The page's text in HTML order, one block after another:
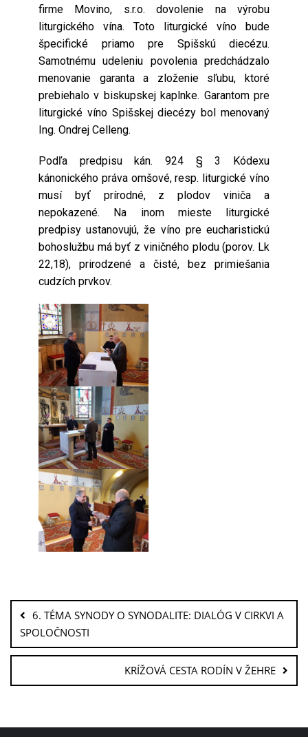
firme Movino, s.r.o. dovolenie na výrobu
liturgického vína. Toto liturgické víno bude
špecifické priamo pre Spišskú diecézu.
Samotnému udeleniu povolenia predchádzalo
menovanie garanta a zloženie sľubu, ktoré
prebiehalo v biskupskej kaplnke. Garantom pre
liturgické víno Spišskej diecézy bol menovaný
Ing. Ondrej Celleng.
Podľa predpisu kán. 924 § 3 Kódexu
kánonického práva omšové, resp. liturgické víno
musí byť prírodné, z plodov viniča a
nepokazené. Na inom mieste liturgické
predpisy ustanovujú, že víno pre eucharistickú
bohoslužbu má byť z viničného plodu (porov. Lk
22,18), prirodzené a čisté, bez primiešania
cudzích prvkov.
6. TÉMA SYNODY O SYNODALITE: DIALÓG V CIRKVI A
SPOLOČNOSTI
KRÍŽOVÁ CESTA RODÍN V ŽEHRE